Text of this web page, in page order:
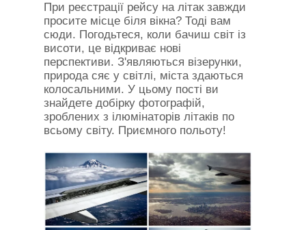
При реєстрації рейсу на літак завжди
просите місце біля вікна? Тоді вам
сюди. Погодьтеся, коли бачиш світ із
висоти, це відкриває нові
перспективи. З'являються візерунки,
природа сяє у світлі, міста здаються
колосальними. У цьому пості ви
знайдете добірку фотографій,
зроблених з ілюмінаторів літаків по
всьому світу. Приємного польоту!